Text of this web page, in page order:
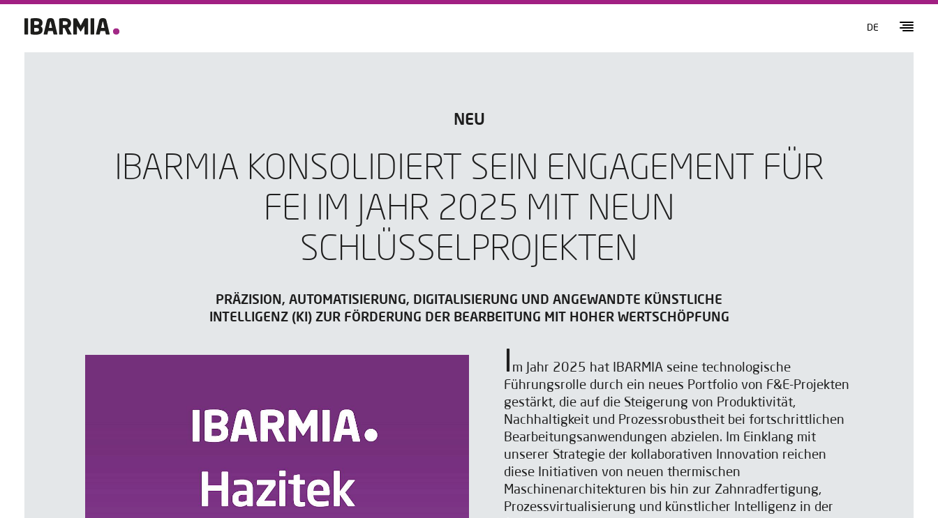
DE
NEU
IBARMIA KONSOLIDIERT SEIN ENGAGEMENT FÜR
FEI IM JAHR 2025 MIT NEUN
SCHLÜSSELPROJEKTEN
PRÄZISION, AUTOMATISIERUNG, DIGITALISIERUNG UND ANGEWANDTE KÜNSTLICHE
INTELLIGENZ (KI) ZUR FÖRDERUNG DER BEARBEITUNG MIT HOHER WERTSCHÖPFUNG
I m Jahr 2025 hat IBARMIA seine technologische
Führungsrolle durch ein neues Portfolio von F&E-Projekten
gestärkt, die auf die Steigerung von Produktivität,
Nachhaltigkeit und Prozessrobustheit bei fortschrittlichen
Bearbeitungsanwendungen abzielen. Im Einklang mit
unserer Strategie der kollaborativen Innovation reichen
diese Initiativen von neuen thermischen
Maschinenarchitekturen bis hin zur Zahnradfertigung,
Prozessvirtualisierung und künstlicher Intelligenz in der